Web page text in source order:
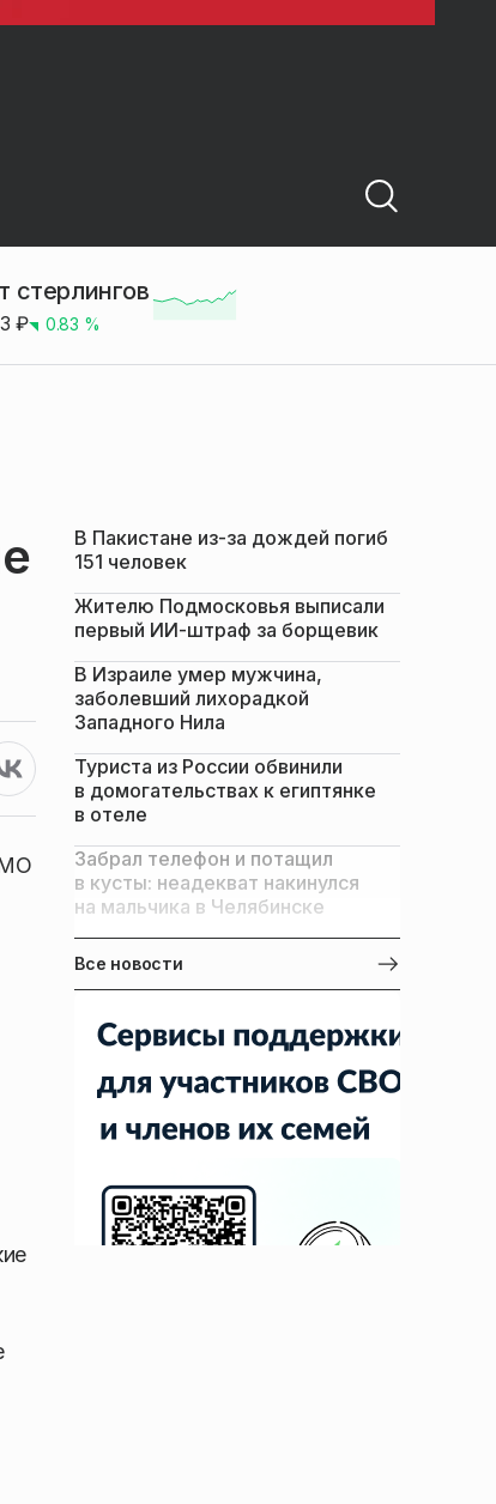
стерлингов
₽ 0.83 %
В Пакистане из-за дождей погиб
151 человек
Жителю Подмосковья выписали
первый ИИ-штраф за борщевик
В Израиле умер мужчина,
заболевший лихорадкой
Западного Нила
Туриста из России обвинили
в домогательствах к египтянке
в отеле
Забрал телефон и потащил
в кусты: неадекват накинулся
на мальчика в Челябинске
Все новости